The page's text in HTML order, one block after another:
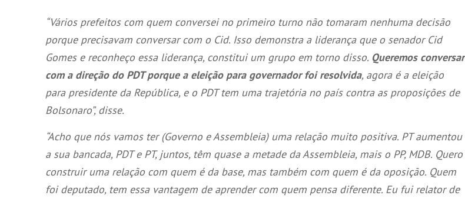
“Vários prefeitos com quem conversei no primeiro turno não tomaram nenhuma decisão
porque precisavam conversar com o Cid. Isso demonstra a liderança que o senador Cid
Gomes e reconheço essa liderança, constitui um grupo em torno disso. Queremos conversar
com a direção do PDT porque a eleição para governador foi resolvida, agora é a eleição
para presidente da República, e o PDT tem uma trajetória no país contra as proposições de
Bolsonaro”, disse.
“Acho que nós vamos ter (Governo e Assembleia) uma relação muito positiva. PT aumentou
a sua bancada, PDT e PT, juntos, têm quase a metade da Assembleia, mais o PP, MDB. Quero
construir uma relação com quem é da base, mas também com quem é da oposição. Quem
foi deputado, tem essa vantagem de aprender com quem pensa diferente. Eu fui relator de
INSIDER • DIGITAL INSIDER • DIGITAL